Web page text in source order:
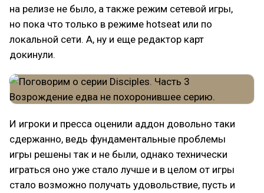
на релизе не было, а также режим сетевой игры,
но пока что только в режиме hotseat или по
локальной сети. А, ну и еще редактор карт
докинули.
И игроки и пресса оценили аддон довольно таки
сдержанно, ведь фундаментальные проблемы
игры решены так и не были, однако технически
играться оно уже стало лучше и в целом от игры
стало возможно получать удовольствие, пусть и